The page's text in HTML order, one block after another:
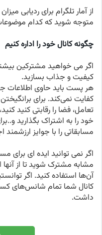
از آمار تلگرام برای ردیابی
متوجه شوید که کدام
چگونه کانال خود را اداره کنیم
اگر می خواهید مشترکین
کیفیت و جذاب بسازید.
هر پست باید حاوی اطلاعات
کفایت نمی‌کند. برای
تعامل، فضا را رقابتی کنید
خود را به اشتراک بگذارید
مسابقاتی را با جوایز ارزشمند
اگر نمی توانید ایده ای برای
مشابه مشترک شوید تا از آنها
آن‌ها استفاده کنید. اگر
کانال شما تمام شانس‌های
داشت.